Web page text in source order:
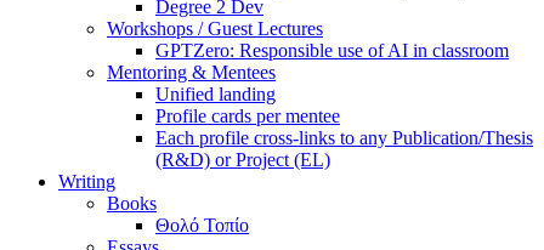
Degree 2 Dev
Workshops / Guest Lectures
GPTZero: Responsible use of AI in classroom
Mentoring & Mentees
Unified landing
Profile cards per mentee
Each profile cross-links to any Publication/Thesis
(R&D) or Project (EL)
Writing
Books
Θολό Τοπίο